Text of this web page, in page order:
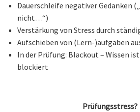
Dauerschleife negativer Gedanken
nicht…“)
Verstärkung von Stress durch
Aufschieben von (Lern-)aufgaben
In der Prüfung: Blackout – Wissen
blockiert
Prüfungsstress?